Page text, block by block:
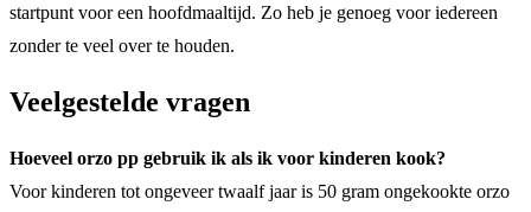
startpunt voor een hoofdmaaltijd. Zo heb je genoeg voor iedereen
zonder te veel over te houden.
Veelgestelde vragen
Hoeveel orzo pp gebruik ik als ik voor kinderen kook?
Voor kinderen tot ongeveer twaalf jaar is 50 gram ongekookte orzo